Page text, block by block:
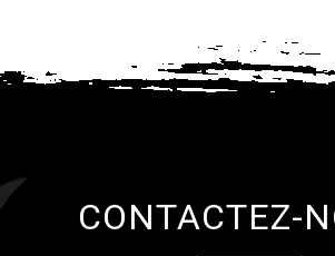
CONTACTEZ-